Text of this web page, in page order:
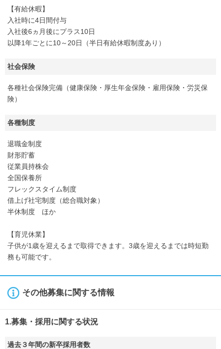
【有給休暇】
入社時に4日間付与
入社後6ヵ月後にプラス10日
以降1年ごとに10～20日（半日有給休暇制度あり）
社会保険
各種社会保険完備（健康保険・厚生年金保険・雇用保険・労災保
険）
各種制度
退職金制度
財形貯蓄
従業員持株会
全国保養所
フレックスタイム制度
借上げ社宅制度（総合職対象）
半休制度 ほか
【育児休業】
子供が1歳を迎えるまで取得できます。3歳を迎えるまでは時短勤
務も可能です。
その他募集に関する情報
1.募集・採用に関する状況
過去３年間の新卒採用者数